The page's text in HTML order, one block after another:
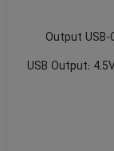
Output USB-
USB Output: